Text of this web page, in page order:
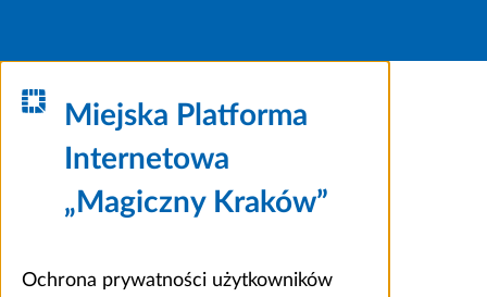
Miejska Platforma
Internetowa
„Magiczny Kraków”
Ochrona prywatności użytkowników